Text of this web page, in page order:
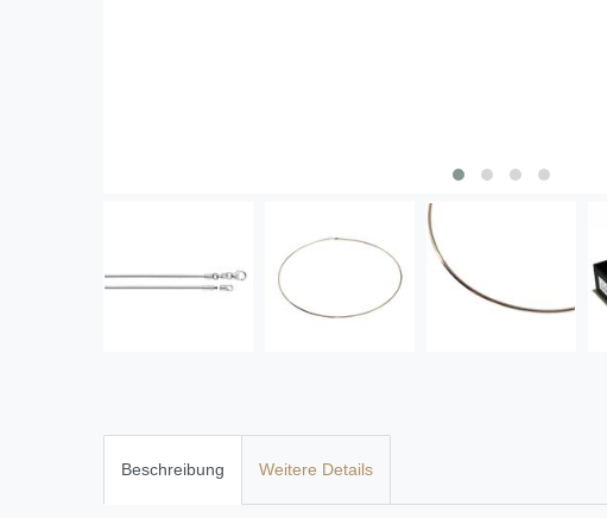
Beschreibung Weitere Details